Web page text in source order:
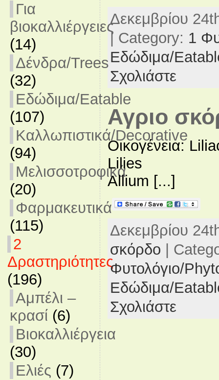
Για
βιοκαλλιέργειες
(14)
Δένδρα/Trees
(32)
Εδώδιμα/Eatable
(107)
Καλλωπιστικά/Decorative
(94)
Μελισσοτροφικά
(20)
Φαρμακευτικά
(115)
2
Δραστηριότητες
(196)
Αμπέλι –
κρασί (6)
Βιοκαλλιέργεια
(30)
Ελιές (7)
Δεκεμβρίου
| Category: 1
Εδώδιμα/
Σχολιάστε
Αγριο
Οικογένεια:
Lilies
Allium [...]
Δεκεμβρίου
σκόρδο |
Φυτολόγιο/
Εδώδιμα/
Σχολιάστε